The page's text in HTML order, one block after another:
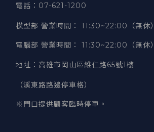
電話：07-621-1200
模型部 營業時間 ： 11:30~22:00（無休）
電腦部 營業時間 ： 11:30~22:00（無休）
地址 ： 高雄市岡山區維仁路65號1樓
（溪東路路邊停車格）
※門口提供顧客臨時停車。